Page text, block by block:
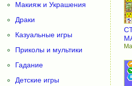
Макияж и Украшения
Драки
Казуальные игры
Приколы и мультики
Гадание
Детские игры